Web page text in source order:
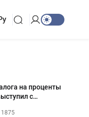
на проценты
с